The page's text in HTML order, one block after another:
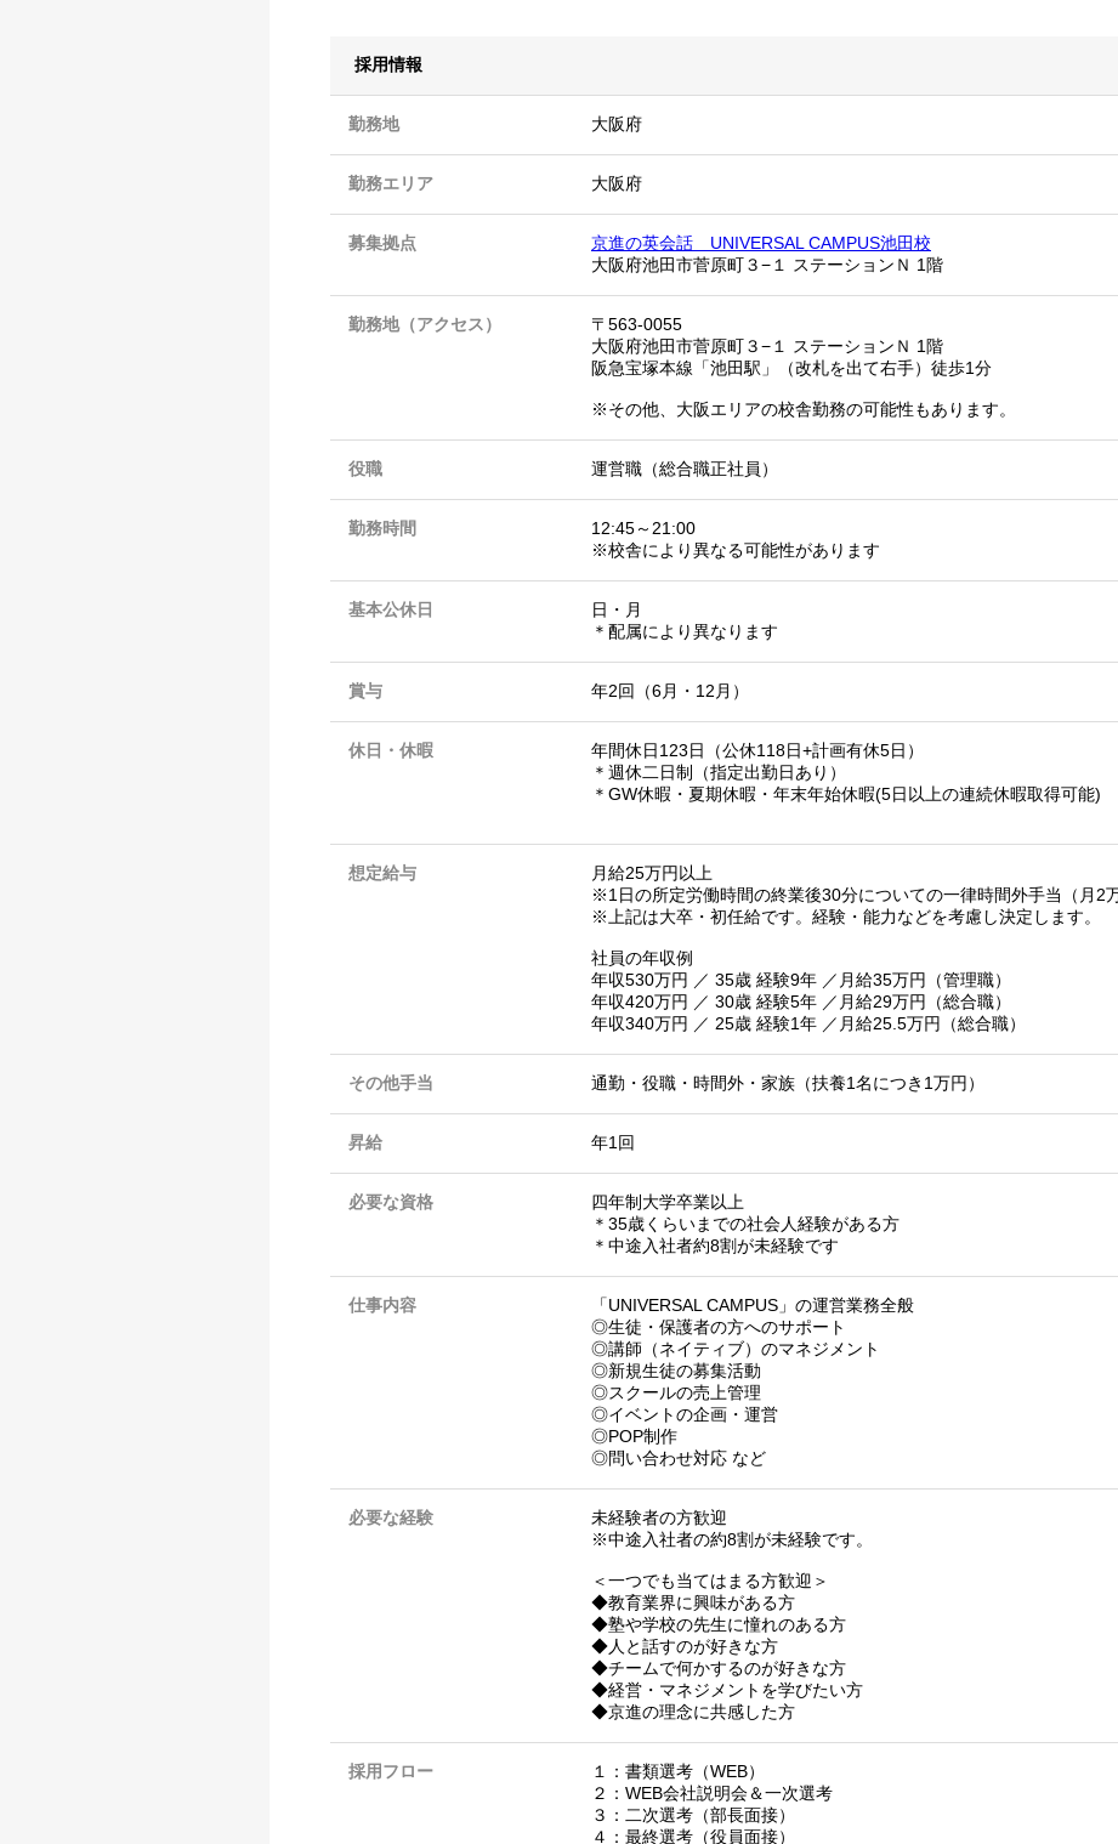
採用情報
勤務地 大阪府
勤務エリア 大阪府
募集拠点
京進の英会話 UNIVERSAL CAMPUS池田校
大阪府池田市菅原町３−１ ステーションＮ 1階
勤務地（アクセス）
〒563-0055
大阪府池田市菅原町３−１ ステーションＮ 1階
阪急宝塚本線「池田駅」（改札を出て右手）徒歩1分
※その他、大阪エリアの校舎勤務の可能性もあります。
役職 運営職（総合職正社員）
勤務時間
12:45～21:00
※校舎により異なる可能性があります
基本公休日
日・月
＊配属により異なります
賞与 年2回（6月・12月）
休日・休暇
年間休日123日（公休118日+計画有休5日）
＊週休二日制（指定出勤日あり）
＊GW休暇・夏期休暇・年末年始休暇(5日以上の連続休暇取得可能)
想定給与
月給25万円以上
※1日の所定労働時間の終業後30分についての一律時間外手当（月2
※上記は大卒・初任給です。経験・能力などを考慮し決定します。
社員の年収例
年収530万円 ／ 35歳 経験9年 ／月給35万円（管理職）
年収420万円 ／ 30歳 経験5年 ／月給29万円（総合職）
年収340万円 ／ 25歳 経験1年 ／月給25.5万円（総合職）
その他手当 通勤・役職・時間外・家族（扶養1名につき1万円）
昇給 年1回
必要な資格
四年制大学卒業以上
＊35歳くらいまでの社会人経験がある方
＊中途入社者約8割が未経験です
仕事内容
「UNIVERSAL CAMPUS」の運営業務全般
◎⽣徒・保護者の⽅へのサポート
◎講師（ネイティブ）のマネジメント
◎新規⽣徒の募集活動
◎スクールの売上管理
◎イベントの企画・運営
◎POP制作
◎問い合わせ対応 など
必要な経験
未経験者の方歓迎
※中途入社者の約8割が未経験です。
＜一つでも当てはまる方歓迎＞
◆教育業界に興味がある方
◆塾や学校の先生に憧れのある方
◆人と話すのが好きな方
◆チームで何かするのが好きな方
◆経営・マネジメントを学びたい方
◆京進の理念に共感した方
採用フロー
１：書類選考（WEB）
２：WEB会社説明会＆一次選考
３：二次選考（部長面接）
４：最終選考（役員面接）